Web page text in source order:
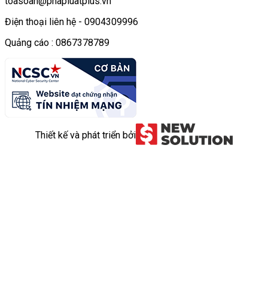
Điện thoại liên hệ - 0904309996
Quảng cáo : 0867378789
Thiết kế và phát triển bởi